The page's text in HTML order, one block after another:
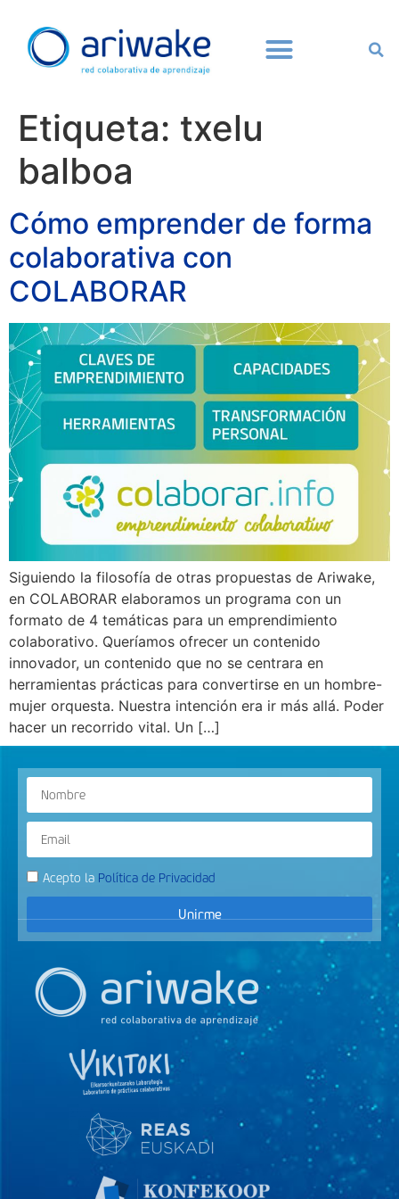
Etiqueta: txelu
balboa
Cómo emprender de forma
colaborativa con
COLABORAR
Siguiendo la filosofía de otras propuestas de Ariwake,
en COLABORAR elaboramos un programa con un
formato de 4 temáticas para un emprendimiento
colaborativo. Queríamos ofrecer un contenido
innovador, un contenido que no se centrara en
herramientas prácticas para convertirse en un hombre-
mujer orquesta. Nuestra intención era ir más allá. Poder
hacer un recorrido vital. Un […]
Acepto la Política de Privacidad
Unirme